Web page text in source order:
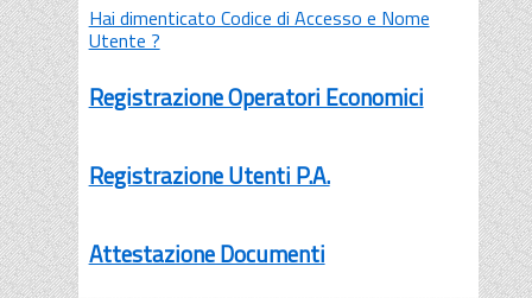
Hai dimenticato Codice di Accesso e Nome
Utente ?
Registrazione Operatori Economici
Registrazione Utenti P.A.
Attestazione Documenti